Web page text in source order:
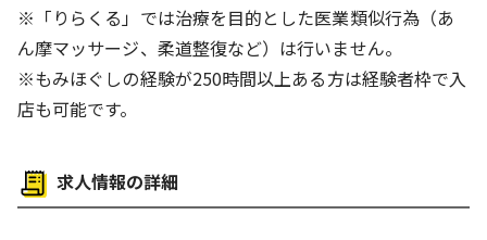
※「りらくる」では治療を目的とした医業類似行為（あ
ん摩マッサージ、柔道整復など）は行いません。
※もみほぐしの経験が250時間以上ある方は経験者枠で入
店も可能です。
求人情報の詳細